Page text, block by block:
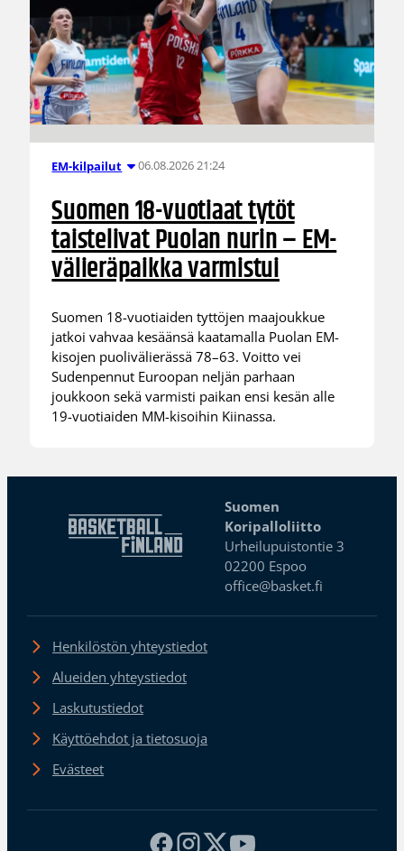
EM-kilpailut 06.08.2026 21:24
Suomen 18-vuotiaat tytöt
taistelivat Puolan nurin – EM-
välieräpaikka varmistui
Suomen 18-vuotiaiden tyttöjen maajoukkue
jatkoi vahvaa kesäänsä kaatamalla Puolan EM-
kisojen puolivälierässä 78–63. Voitto vei
Sudenpennut Euroopan neljän parhaan
joukkoon sekä varmisti paikan ensi kesän alle
19-vuotiaiden MM-kisoihin Kiinassa.
Suomen
Koripalloliitto
Urheilupuistontie 3
02200 Espoo
office@basket.fi
Henkilöstön yhteystiedot
Alueiden yhteystiedot
Laskutustiedot
Käyttöehdot ja tietosuoja
Evästeet